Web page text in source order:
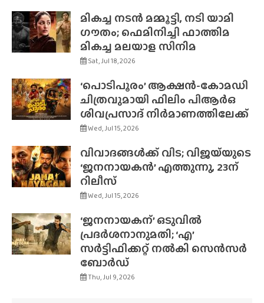
മികച്ച നടൻ മമ്മൂട്ടി, നടി യാമി
ഗൗതം; ഫെമിനിച്ചി ഫാത്തിമ
മികച്ച മലയാള സിനിമ
Sat, Jul 18, 2026
‘പൊടിപൂരം’ ആക്ഷൻ-കോമഡി
ചിത്രവുമായി ഫിലിം പിആർഒ
ശിവപ്രസാദ് നിർമാണത്തിലേക്ക്
Wed, Jul 15, 2026
വിവാദങ്ങൾക്ക് വിട; വിജയ്‌യുടെ
‘ജനനായകൻ’ എത്തുന്നു, 23ന്
റിലീസ്
Wed, Jul 15, 2026
‘ജനനായകന്’ ഒടുവിൽ
പ്രദർശനാനുമതി; ‘എ’
സർട്ടിഫിക്കറ്റ് നൽകി സെൻസർ
ബോർഡ്
Thu, Jul 9, 2026